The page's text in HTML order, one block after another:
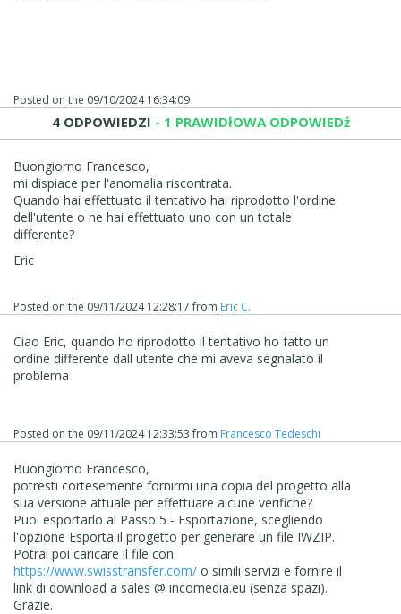
Posted on the 09/10/2024 16:34:09
4 ODPOWIEDZI - 1 PRAWIDłOWA ODPOWIEDź
Buongiorno Francesco,
mi dispiace per l'anomalia riscontrata.
Quando hai effettuato il tentativo hai riprodotto l'ordine
dell'utente o ne hai effettuato uno con un totale
differente?
Eric
Posted on the 09/11/2024 12:28:17from Eric C.
Ciao Eric, quando ho riprodotto il tentativo ho fatto un
ordine differente dall utente che mi aveva segnalato il
problema
Posted on the 09/11/2024 12:33:53from Francesco Tedeschi
Buongiorno Francesco,
potresti cortesemente fornirmi una copia del progetto alla
sua versione attuale per effettuare alcune verifiche?
Puoi esportarlo al Passo 5 - Esportazione, scegliendo
l'opzione Esporta il progetto per generare un file IWZIP.
Potrai poi caricare il file con
https://www.swisstransfer.com/ o simili servizi e fornire il
link di download a sales @ incomedia.eu (senza spazi).
Grazie.